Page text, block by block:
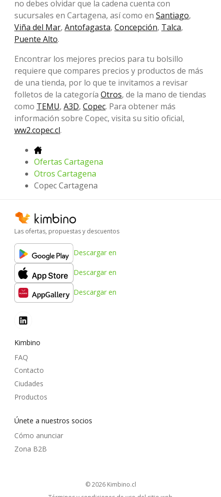
no debes olvidar que la cadena cuenta con
sucursales en Cartagena, así como en Santiago,
Viña del Mar, Antofagasta, Concepción, Talca,
Puente Alto.
Encontrar los mejores precios para tu bolsillo
requiere que compares precios y productos de más
de una tienda, por lo que te invitamos a revisar
folletos de la categoría Otros, de la mano de tiendas
como TEMU, A3D, Copec. Para obtener más
información sobre Copec, visita su sitio oficial,
ww2.copec.cl.
Ofertas Cartagena
Otros Cartagena
Copec Cartagena
Las ofertas, propuestas y descuentos
Descargar en
Descargar en
Descargar en
Kimbino
FAQ
Contacto
Ciudades
Productos
Únete a nuestros socios
Cómo anunciar
Zona B2B
© 2026 kimbino.cl